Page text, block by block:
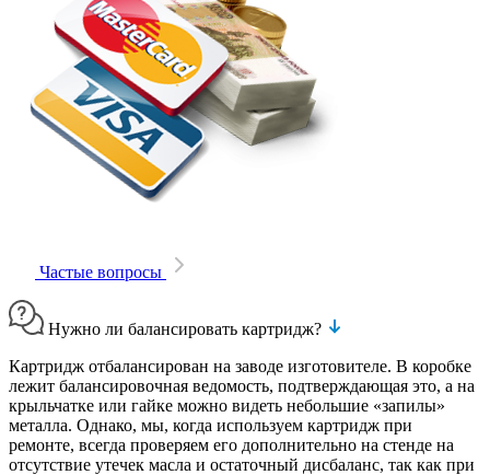
Частые вопросы
Нужно ли балансировать картридж?
Картридж отбалансирован на заводе изготовителе. В коробке
лежит балансировочная ведомость, подтверждающая это, а на
крыльчатке или гайке можно видеть небольшие «запилы»
металла. Однако, мы, когда используем картридж при
ремонте, всегда проверяем его дополнительно на стенде на
отсутствие утечек масла и остаточный дисбаланс, так как при